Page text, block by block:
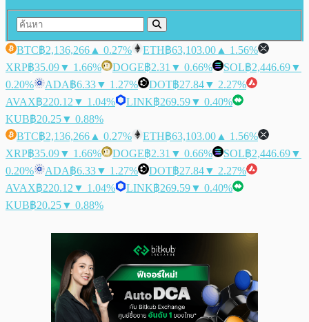
BTC฿2,136,266 ▲ 0.27% ETH฿63,103.00 ▲ 1.56%
XRP฿35.09▼ 1.66% DOGE฿2.31 ▼ 0.66% SOL฿2,446.69▼
0.20%
ADA฿6.33▼ 1.27% DOT฿27.84▼ 2.27%
AVAX฿220.12 ▼ 1.04% LINK฿269.59▼ 0.40%
KUB฿20.25▼ 0.88%
BTC฿2,136,266 ▲ 0.27% ETH฿63,103.00 ▲ 1.56%
XRP฿35.09▼ 1.66% DOGE฿2.31 ▼ 0.66% SOL฿2,446.69▼
0.20%
ADA฿6.33▼ 1.27% DOT฿27.84▼ 2.27%
AVAX฿220.12 ▼ 1.04% LINK฿269.59▼ 0.40%
KUB฿20.25▼ 0.88%